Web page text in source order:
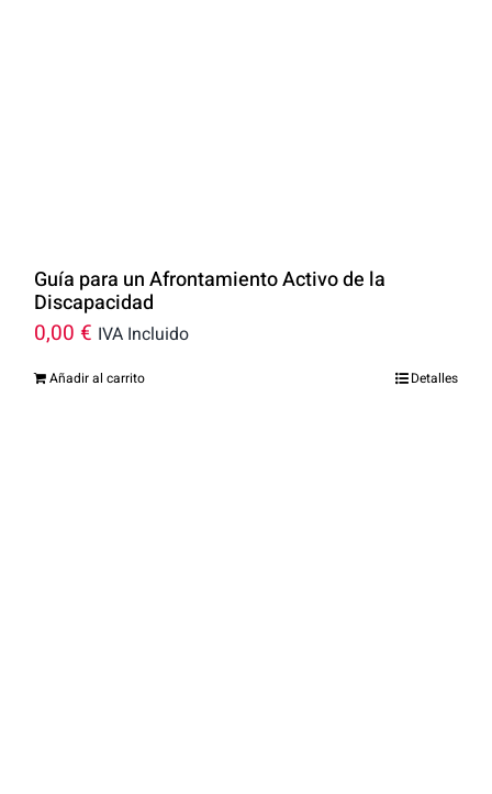
Guía para un Afrontamiento Activo de la
Discapacidad
0,00 € IVA Incluido
Añadir al carrito Detalles